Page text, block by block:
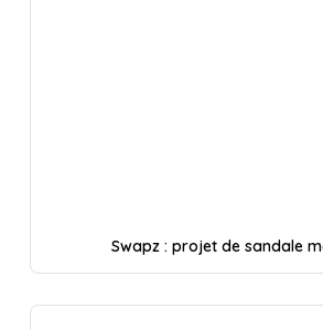
Swapz : projet de sandale